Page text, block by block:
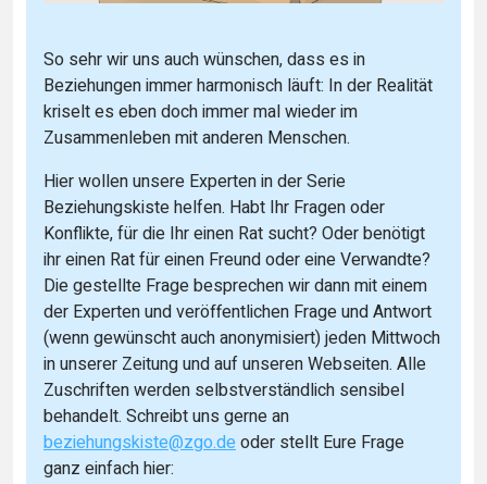
So sehr wir uns auch wünschen, dass es in
Beziehungen immer harmonisch läuft: In der Realität
kriselt es eben doch immer mal wieder im
Zusammenleben mit anderen Menschen.
Hier wollen unsere Experten in der Serie
Beziehungskiste helfen. Habt Ihr Fragen oder
Konflikte, für die Ihr einen Rat sucht? Oder benötigt
ihr einen Rat für einen Freund oder eine Verwandte?
Die gestellte Frage besprechen wir dann mit einem
der Experten und veröffentlichen Frage und Antwort
(wenn gewünscht auch anonymisiert) jeden Mittwoch
in unserer Zeitung und auf unseren Webseiten. Alle
Zuschriften werden selbstverständlich sensibel
behandelt. Schreibt uns gerne an
beziehungskiste@zgo.deoder stellt Eure Frage
ganz einfach hier: